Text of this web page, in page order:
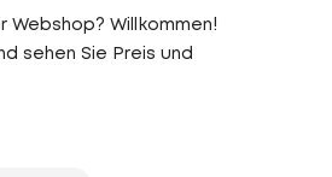
Webshop? Willkommen!
sehen Sie Preis und